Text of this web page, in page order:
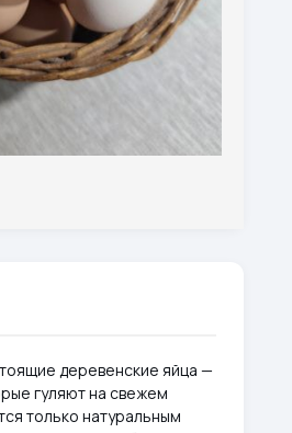
деревенские яйца —
гуляют на свежем
только натуральным